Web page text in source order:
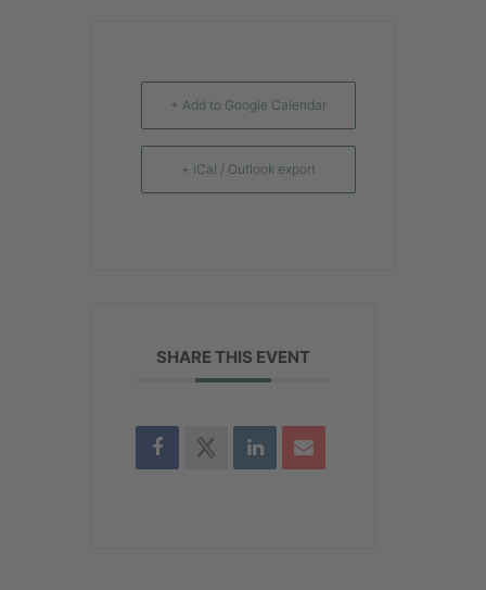
+ Add to Google Calendar
+ iCal / Outlook export
SHARE THIS EVENT